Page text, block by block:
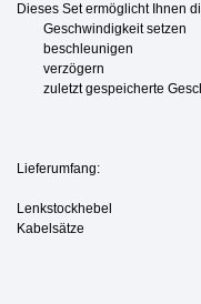
Dieses Set ermöglicht Ihnen
Geschwindigkeit setzen
beschleunigen
verzögern
zuletzt gespeicherte
Lieferumfang:
Lenkstockhebel
Kabelsätze